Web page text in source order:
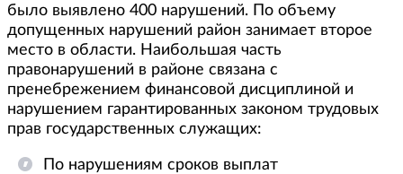
было выявлено 400 нарушений. По объему
допущенных нарушений район занимает второе
место в области. Наибольшая часть
правонарушений в районе связана с
пренебрежением финансовой дисциплиной и
нарушением гарантированных законом трудовых
прав государственных служащих:
По нарушениям сроков выплат